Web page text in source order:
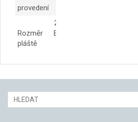
provedení
Rozměr
pláště
24×2,1
ETRTO